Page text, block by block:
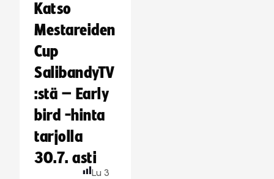
Katso
Mestareiden
Cup
SalibandyTV
:stä – Early
bird -hinta
tarjolla
30.7. asti
Lu 3